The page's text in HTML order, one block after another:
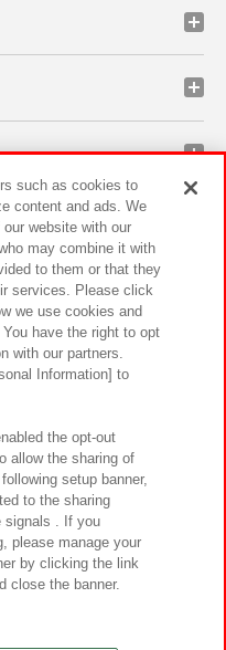
サイトポリシー
シビリティ方針と検証結果
くあるご質問・お問い合わせ
Inc.
Lab Inc.
such as cookies to
content and ads. We
website with our
may combine it with
to them or that they
services. Please click
we use cookies and
have the right to opt
with our partners.
Information] to
the opt-out
allow the sharing of
setup banner,
to the sharing
signals . If you
please manage your
by clicking the link
close the banner.